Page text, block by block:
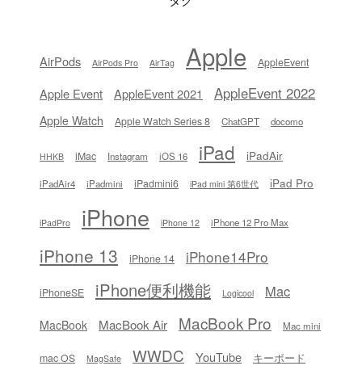
AirPods AirPods Pro AirTag Apple AppleEvent
Apple Event AppleEvent 2021 AppleEvent 2022
Apple Watch Apple Watch Series 8 ChatGPT docomo
HHKB iMac Instagram iOS 16 iPad iPadAir
iPadAir4 iPadmini iPadmini6 iPad mini 第6世代 iPad Pro
iPadPro iPhone iPhone 12 iPhone 12 Pro Max
iPhone 13 iPhone 14 iPhone14Pro
iPhoneSE iPhone便利機能 Logicool Mac
MacBook MacBook Air MacBook Pro Mac mini
mac OS MagSafe WWDC YouTube キーボード